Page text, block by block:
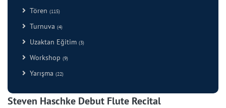
Tören (115)
Turnuva (4)
Uzaktan Eğitim (3)
Workshop (9)
Yarışma (22)
Steven Haschke Debut Flute Recital